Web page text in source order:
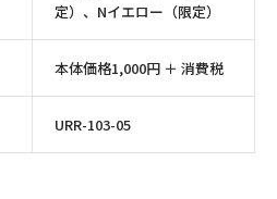
定）、Nイエロー（限定）
本体価格1,000円 ＋ 消費税
URR-103-05